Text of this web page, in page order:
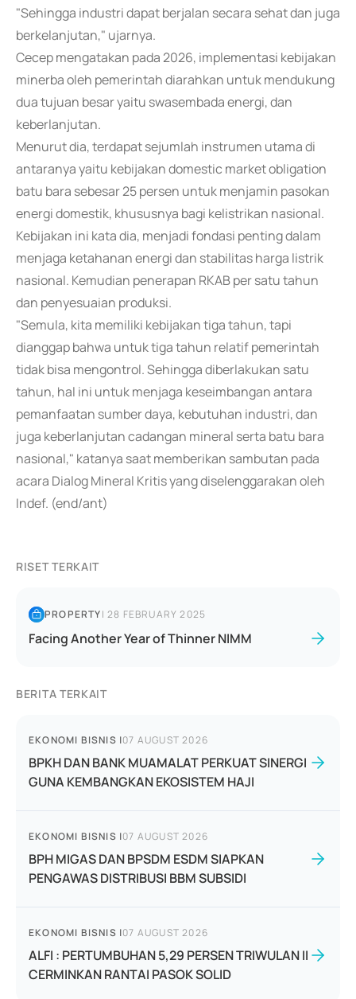
"Sehingga industri dapat berjalan secara sehat dan juga
berkelanjutan," ujarnya.
Cecep mengatakan pada 2026, implementasi kebijakan
minerba oleh pemerintah diarahkan untuk mendukung
dua tujuan besar yaitu swasembada energi, dan
keberlanjutan.
Menurut dia, terdapat sejumlah instrumen utama di
antaranya yaitu kebijakan domestic market obligation
batu bara sebesar 25 persen untuk menjamin pasokan
energi domestik, khususnya bagi kelistrikan nasional.
Kebijakan ini kata dia, menjadi fondasi penting dalam
menjaga ketahanan energi dan stabilitas harga listrik
nasional. Kemudian penerapan RKAB per satu tahun
dan penyesuaian produksi.
"Semula, kita memiliki kebijakan tiga tahun, tapi
dianggap bahwa untuk tiga tahun relatif pemerintah
tidak bisa mengontrol. Sehingga diberlakukan satu
tahun, hal ini untuk menjaga keseimbangan antara
pemanfaatan sumber daya, kebutuhan industri, dan
juga keberlanjutan cadangan mineral serta batu bara
nasional," katanya saat memberikan sambutan pada
acara Dialog Mineral Kritis yang diselenggarakan oleh
Indef. (end/ant)
RISET TERKAIT
PROPERTY|28 FEBRUARY 2025
Facing Another Year of Thinner NIMM
BERITA TERKAIT
EKONOMI BISNIS |07 AUGUST 2026
BPKH DAN BANK MUAMALAT PERKUAT SINERGI
GUNA KEMBANGKAN EKOSISTEM HAJI
EKONOMI BISNIS |07 AUGUST 2026
BPH MIGAS DAN BPSDM ESDM SIAPKAN
PENGAWAS DISTRIBUSI BBM SUBSIDI
EKONOMI BISNIS |07 AUGUST 2026
ALFI : PERTUMBUHAN 5,29 PERSEN TRIWULAN II
CERMINKAN RANTAI PASOK SOLID